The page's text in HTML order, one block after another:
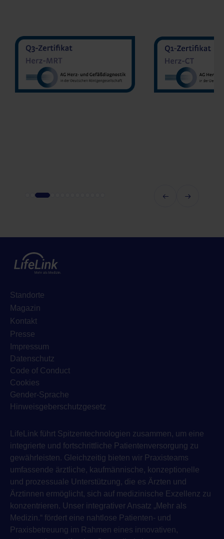
MVZ Radiologie Darmstadt
Prof. Dr. Oliver Mohrs
MVZ
Sakher
MVZ Radnet
Standorte
Magazin
Kontakt
Presse
Impressum
Datenschutz
Code of Conduct
Cookies
Gender-Sprache
Hinweisgeberschutzgesetz
LifeLink führt Spitzentechnologien zusammen, um eine
integrierte und fortschrittliche Patientenversorgung zu
gewährleisten. Gleichzeitig bieten wir Praxisteams
umfassende ärztliche, kaufmännische, konzeptionelle
und prozessuale Unterstützung, die es Ärzten und
Ärztinnen ermöglicht, sich auf medizinische Exzellenz zu
konzentrieren. Unser integrativer Ansatz „Mehr als
Medizin.“ fördert eine nahtlose Patienten- und
Praxisbetreuung im Rahmen eines innovativen,